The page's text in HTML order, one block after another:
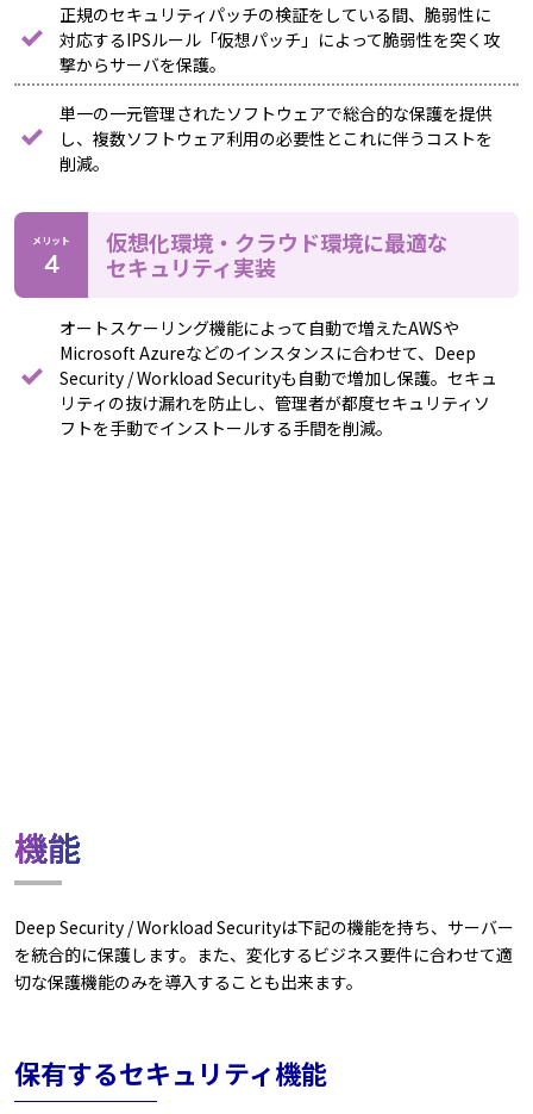
正規のセキュリティパッチの検証をしている間、脆弱性に
対応するIPSルール「仮想パッチ」によって脆弱性を突く攻
撃からサーバを保護。
単一の一元管理されたソフトウェアで総合的な保護を提供
し、複数ソフトウェア利用の必要性とこれに伴うコストを
削減。
メリット
仮想化環境・クラウド環境に最適な
セキュリティ実装
オートスケーリング機能によって自動で増えたAWSや
Microsoft Azureなどのインスタンスに合わせて、Deep
Security / Workload Securityも自動で増加し保護。セキュ
リティの抜け漏れを防止し、管理者が都度セキュリティソ
フトを手動でインストールする手間を削減。
機能
Deep Security / Workload Securityは下記の機能を持ち、サーバー
を統合的に保護します。また、変化するビジネス要件に合わせて適
切な保護機能のみを導入することも出来ます。
保有するセキュリティ機能